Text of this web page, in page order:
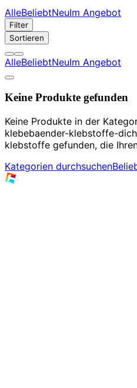
AlleBeliebtNeuIm Angebot
Filter
Sortieren
AlleBeliebtNeuIm Angebot
Keine Produkte gefunden
Keine Produkte in der
klebebaender-klebstoffe-
klebstoffe gefunden, die
Kategorien durchsuchen